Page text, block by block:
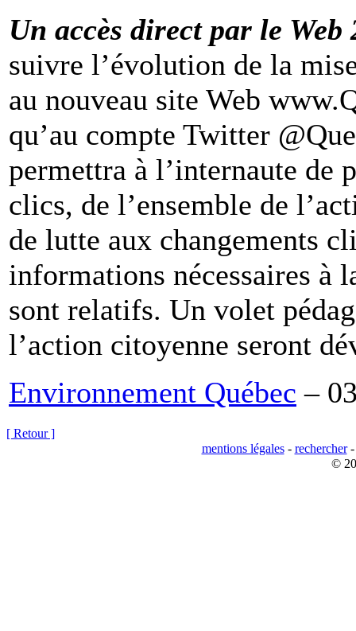
Un accès direct par le Web
suivre l’évolution de la
au nouveau site Web
qu’au compte Twitter
permettra à l’internaute de
clics, de l’ensemble de
de lutte aux changements
informations nécessaires à
sont relatifs. Un volet
l’action citoyenne seront
Environnement Québec –
[ Retour ]
mentions légales- rechercher
©